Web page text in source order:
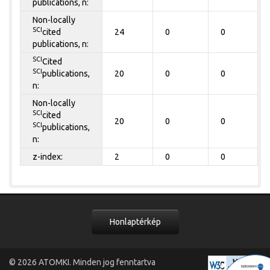
publications, n:
Non-locally
SCIcited
publications, n:
24 0 0
SCICited
SCIpublications,
n:
20 0 0
Non-locally
SCIcited
SCIpublications,
n:
20 0 0
z-index: 2 0 0
Honlaptérkép
© 2026 ATOMKI. Minden jog fenntartva